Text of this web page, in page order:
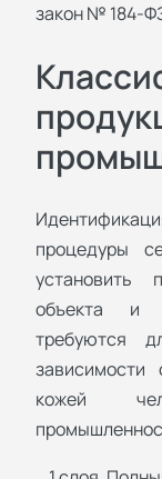
закон № 184-
процедуры
установить
объекта и
требуются
кожей